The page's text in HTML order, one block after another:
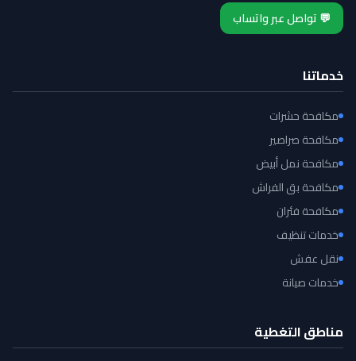
💬 تواصل عبر واتساب
خدماتنا
مكافحة حشرات
مكافحة صراصير
مكافحة نمل أبيض
مكافحة بق الفراش
مكافحة فئران
خدمات تنظيف
نقل عفش
خدمات صيانة
مناطق التغطية